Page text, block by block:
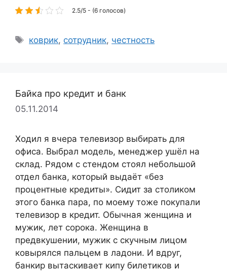
2.5/5 - (6 голосов)
Метки
коврик, сотрудник, честность
Байка про кредит и банк
05.11.2014
Ходил я вчера телевизор выбирать для
офиса. Выбрал модель, менеджер ушёл на
склад. Рядом с стендом стоял небольшой
отдел банка, который выдаёт «без
процентные кредиты». Сидит за столиком
этого банка пара, по моему тоже покупали
телевизор в кредит. Обычная женщина и
мужик, лет сорока. Женщина в
предвкушении, мужик с скучным лицом
ковырялся пальцем в ладони. И вдруг,
банкир вытаскивает кипу билетиков и